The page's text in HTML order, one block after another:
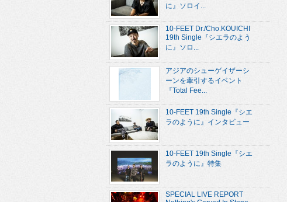
に』ソロイ...
10-FEET Dr./Cho.KOUICHI
19th Single『シエラのよう
に』ソロ...
アジアのシューゲイザーシ
ーンを牽引するイベント
『Total Fee...
10-FEET 19th Single『シエ
ラのように』インタビュー
10-FEET 19th Single『シエ
ラのように』特集
SPECIAL LIVE REPORT